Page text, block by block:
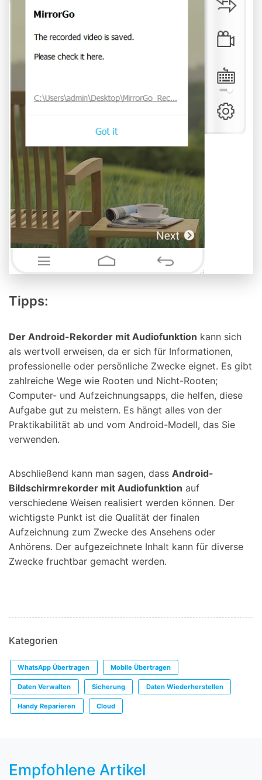
Tipps:
Der Android-Rekorder mit Audiofunktion kann sich
als wertvoll erweisen, da er sich für Informationen,
professionelle oder persönliche Zwecke eignet. Es gibt
zahlreiche Wege wie Rooten und Nicht-Rooten;
Computer- und Aufzeichnungsapps, die helfen, diese
Aufgabe gut zu meistern. Es hängt alles von der
Praktikabilität ab und vom Android-Modell, das Sie
verwenden.
Abschließend kann man sagen, dass Android-
Bildschirmrekorder mit Audiofunktion auf
verschiedene Weisen realisiert werden können. Der
wichtigste Punkt ist die Qualität der finalen
Aufzeichnung zum Zwecke des Ansehens oder
Anhörens. Der aufgezeichnete Inhalt kann für diverse
Zwecke fruchtbar gemacht werden.
Kategorien
WhatsApp Übertragen Mobile Übertragen
Daten Verwalten Sicherung Daten Wiederherstellen
Handy Reparieren Cloud
Empfohlene Artikel